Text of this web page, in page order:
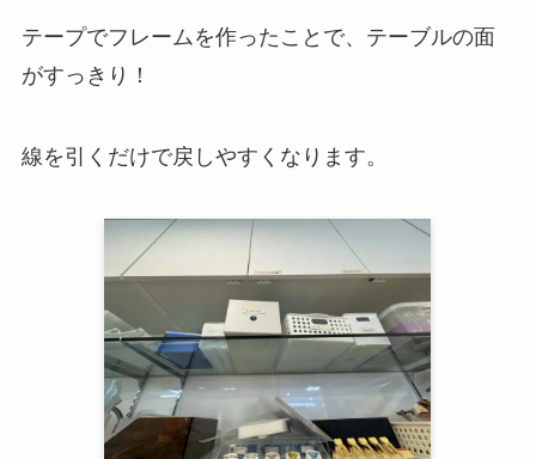
テープでフレームを作ったことで、テーブルの面
がすっきり！
線を引くだけで戻しやすくなります。